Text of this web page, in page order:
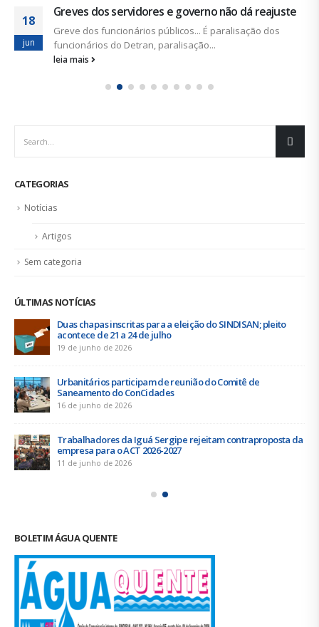
18
jun
Greves dos servidores e governo não dá reajuste
Greve dos funcionários públicos... É paralisação dos
funcionários do Detran, paralisação...
leia mais
CATEGORIAS
Notícias
Artigos
Sem categoria
ÚLTIMAS NOTÍCIAS
Duas chapas inscritas para a eleição do SINDISAN; pleito
acontece de 21 a 24 de julho
19 de junho de 2026
Urbanitários participam de reunião do Comitê de
Saneamento do ConCidades
16 de junho de 2026
Trabalhadores da Iguá Sergipe rejeitam contraproposta da
empresa para o ACT 2026-2027
11 de junho de 2026
BOLETIM ÁGUA QUENTE